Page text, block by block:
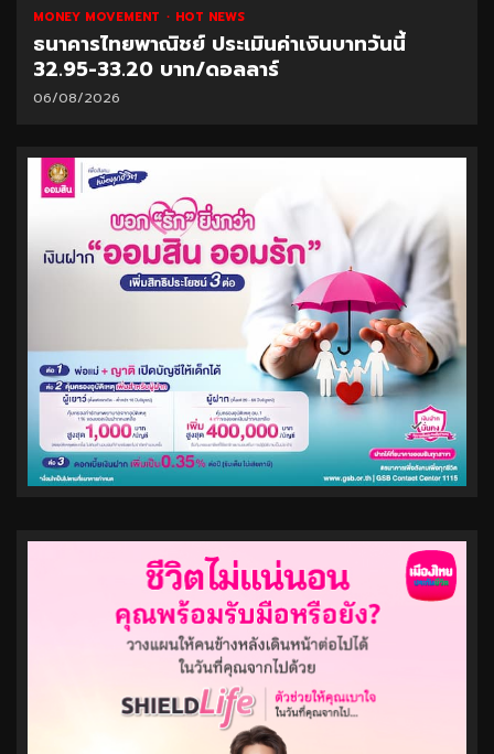
MONEY MOVEMENT HOT NEWS
ธนาคารไทยพาณิชย์ ประเมินค่าเงินบาทวันนี้
32.95-33.20 บาท/ดอลลาร์
06/08/2026